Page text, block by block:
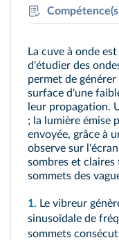
à une
La cuve à onde
d'étudier des
permet de générer
surface d'une
leur propagation.
; la lumière émise
envoyée, grâce à
observe sur
sombres et
sommets des
1. Le vibreur
sinusoïdale de
sommets